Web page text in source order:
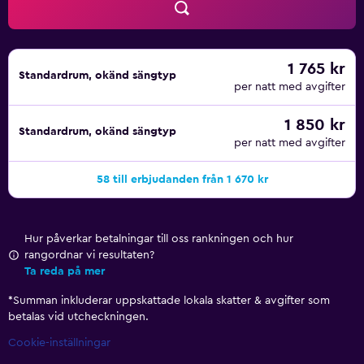
Alla rum har platt-TV, te- och kaffekokare samt skrivbord.
Det finns också ett värdeskåp på rummet för att hålla dina
värdesaker säkra.
Hotellet har 5 restauranger och barer som serverar olika
minuters promenad, bland annat Quattro Marrakech, Azyr
och News Café.
populäraste besöksmålen Menara Mall. Du kan även
Standardrum, okänd sängtyp 1 765 kr
per natt med avgifter
Standardrum, okänd sängtyp 1 850 kr
per natt med avgifter
58 till erbjudanden från 1 670 kr
Hur påverkar betalningar till oss rankningen och hur
rangordnar vi resultaten?
Ta reda på mer
*Summan inkluderar uppskattade lokala skatter & avgifter som
betalas vid utcheckningen.
Cookie-inställningar